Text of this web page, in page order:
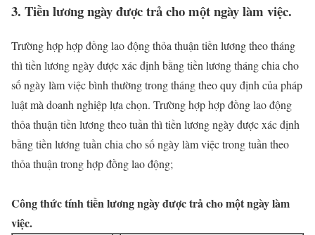
3. Tiền lương ngày được trả cho một ngày làm việc.
Trường hợp hợp đồng lao động thỏa thuận tiền lương theo tháng
thì tiền lương ngày được xác định bằng tiền lương tháng chia cho
số ngày làm việc bình thường trong tháng theo quy định của pháp
luật mà doanh nghiệp lựa chọn. Trường hợp hợp đồng lao động
thỏa thuận tiền lương theo tuần thì tiền lương ngày được xác định
bằng tiền lương tuần chia cho số ngày làm việc trong tuần theo
thỏa thuận trong hợp đồng lao động;
Công thức tính tiền lương ngày được trả cho một ngày làm
việc.